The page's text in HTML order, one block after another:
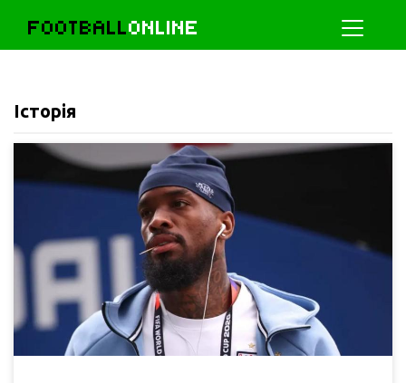
FOOTBALLONLINE
Історія